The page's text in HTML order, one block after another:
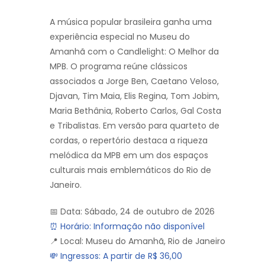
A música popular brasileira ganha uma
experiência especial no Museu do
Amanhã com o Candlelight: O Melhor da
MPB. O programa reúne clássicos
associados a Jorge Ben, Caetano Veloso,
Djavan, Tim Maia, Elis Regina, Tom Jobim,
Maria Bethânia, Roberto Carlos, Gal Costa
e Tribalistas. Em versão para quarteto de
cordas, o repertório destaca a riqueza
melódica da MPB em um dos espaços
culturais mais emblemáticos do Rio de
Janeiro.
📅 Data: Sábado, 24 de outubro de 2026
⏰ Horário: Informação não disponível
📍 Local: Museu do Amanhã, Rio de Janeiro
💸 Ingressos: A partir de R$ 36,00